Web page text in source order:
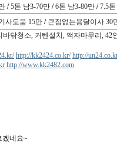
/5톤 남3-70만 /6톤 남3-80만 /7.5톤
사도움 15만 /큰짐없는용달이사 30
닦청소, 커텐설치, 액자마무리,
http://kk2424.co.kr/ http://
http://www.kk2482.com
겠네요~